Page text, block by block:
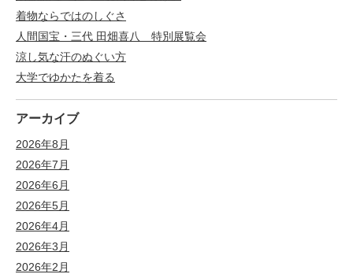
着物ならではのしぐさ
人間国宝・三代 田畑喜八 特別展覧会
涼し気な汗のぬぐい方
大学でゆかたを着る
アーカイブ
2026年8月
2026年7月
2026年6月
2026年5月
2026年4月
2026年3月
2026年2月